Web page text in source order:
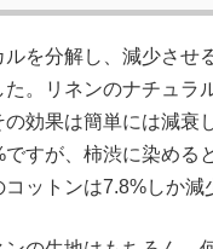
ルを分解し、減少させ
た。リネンのナチュラ
の効果は簡単には減衰
ですが、柿渋に染める
コットンは7.8%しか減